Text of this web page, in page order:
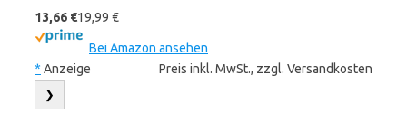
13,66 €19,99 €
Bei Amazon ansehen
* Anzeige Preis inkl. MwSt., zzgl. Versandkosten
❯